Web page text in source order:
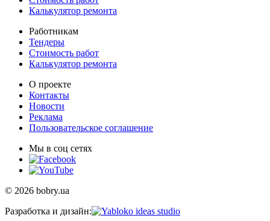
Калькулятор ремонта
Работникам
Тендеры
Стоимость работ
Калькулятор ремонта
О проекте
Контакты
Новости
Реклама
Пользовательское соглашение
Мы в соц сетях
© 2026 bobry.ua
Разработка и дизайн: